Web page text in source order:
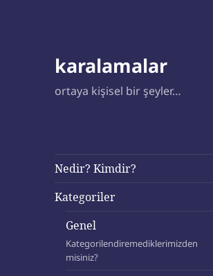
karalamalar
ortaya kişisel bir şeyler…
Nedir? Kimdir?
Kategoriler
Genel
Kategorilendiremediklerimizden
misiniz?